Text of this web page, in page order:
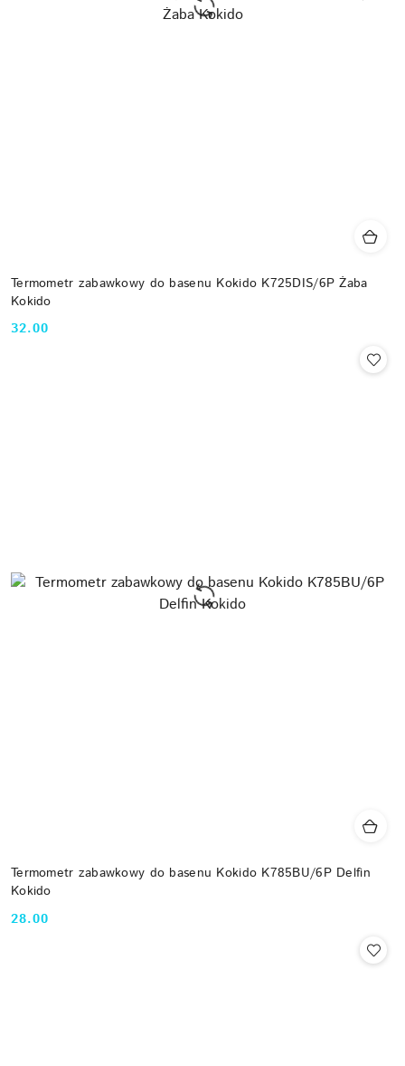
Termometr zabawkowy do basenu Kokido K725DIS/6P Żaba
Kokido
Cena:
32.00
Termometr zabawkowy do basenu Kokido K785BU/6P Delfin
Kokido
Cena:
28.00